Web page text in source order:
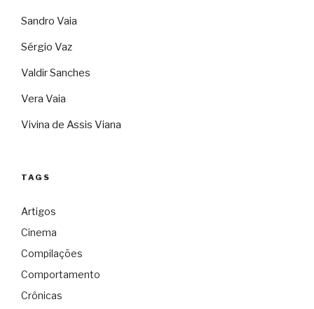
Sandro Vaia
Sérgio Vaz
Valdir Sanches
Vera Vaia
Vivina de Assis Viana
TAGS
Artigos
Cinema
Compilações
Comportamento
Crônicas